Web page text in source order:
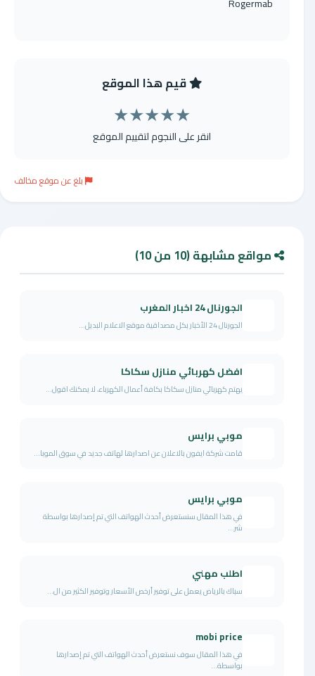
قيم هذا الموقع
★
★
★
★
★
انقر على النجوم لتقييم الموقع
بلغ عن موقع مخالف
مواقع مشابهة (10 من 10)
الجورنال 24 اخبار المغرب
الجورنال 24 الأخبار بكل مصداقية موقع الاعلام البديل...
افضل كهربائي منازل سكاكا
يهتم كهربائي منازل سكاكا بكافة أعمال الكهرباء، لا يمكنك اقول...
موبي برايس
قامت شركة ايفون بالاعلان عن اصدارها لهاتف جديد في سوق الموبا...
موبي برايس
في هذا المقال سنستعرض أحدث الهواتف التي تم إصدارها بواسطة
شر...
اطلب مهني
سباك بالرياض يعمل على توفير أرخص الأسعار وتوفير الكثير من ال...
mobi price
في هذا المقال سوف نستعرض أحدث الهواتف التي تم إصدارها
بواسطة...